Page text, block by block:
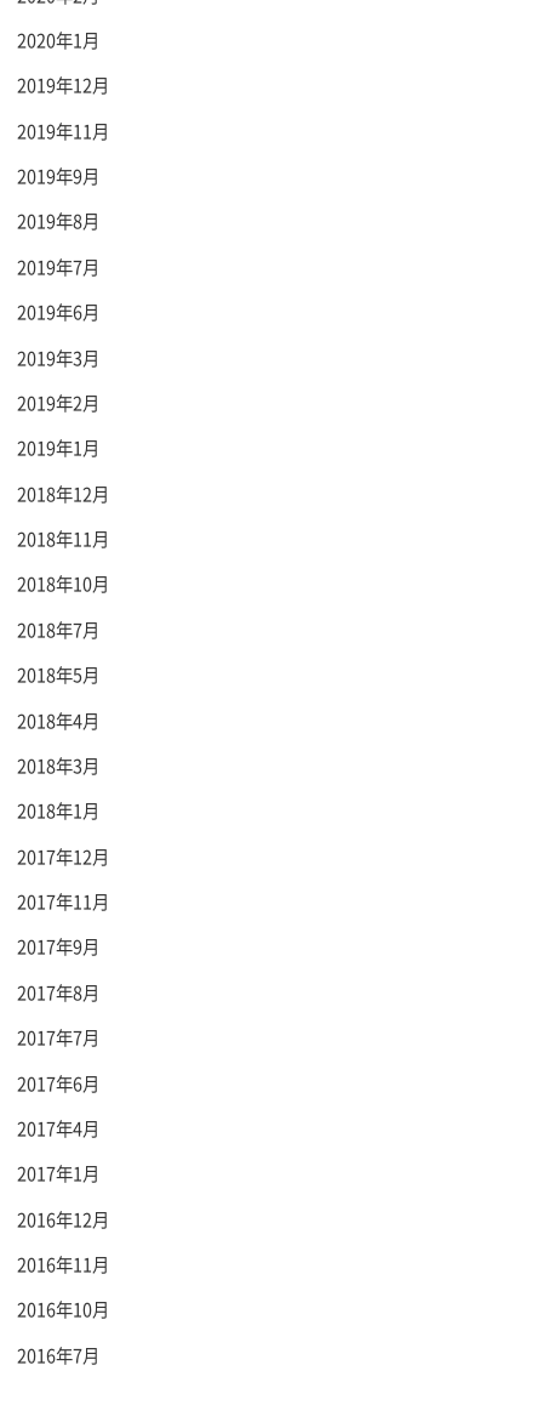
2020年1月
2019年12月
2019年11月
2019年9月
2019年8月
2019年7月
2019年6月
2019年3月
2019年2月
2019年1月
2018年12月
2018年11月
2018年10月
2018年7月
2018年5月
2018年4月
2018年3月
2018年1月
2017年12月
2017年11月
2017年9月
2017年8月
2017年7月
2017年6月
2017年4月
2017年1月
2016年12月
2016年11月
2016年10月
2016年7月